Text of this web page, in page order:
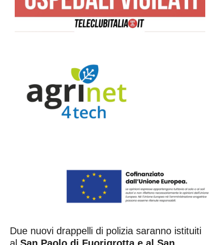
Due nuovi drappelli di polizia saranno istituiti